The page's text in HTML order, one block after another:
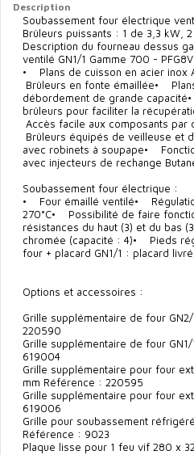
Description
Soubassement four électrique
Brûleurs puissants : 1 de 3,3 kW,
Description du fourneau dessus
ventilé GN1/1 Gamme 700 -
• Plans de cuisson en acier inox
Brûleurs en fonte émaillée•
débordement de grande
brûleurs pour faciliter la
Accès facile aux composants par
Brûleurs équipés de veilleuse et
avec robinets à soupape•
avec injecteurs de rechange
Soubassement four électrique :
• Four émaillé ventilé•
270°C• Possibilité de faire
résistances du haut (3) et du bas
chromée (capacité : 4)• Pieds
four + placard GN1/1 : placard
Options et accessoires :
Grille supplémentaire de four
220590
Grille supplémentaire de four
619004
Grille supplémentaire pour four
mm Référence : 220595
Grille supplémentaire pour four
619006
Grille pour soubassement
Référence : 9023
Plaque lisse pour 1 feu vif 280 x